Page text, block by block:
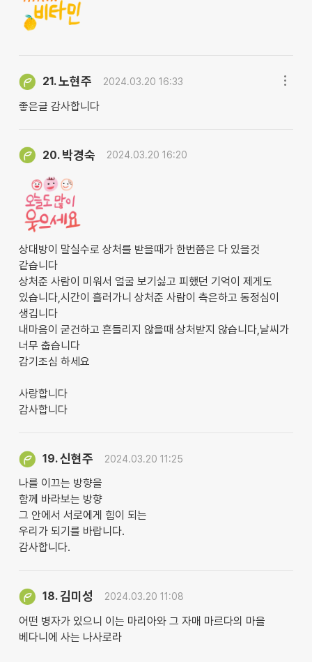
21.노현주 2024.03.20 16:33
좋은글 감사합니다
20. 박경숙 2024.03.20 16:20
상대방이 말실수로 상처를 받을때가 한번쯤은 다 있을것
같습니다
상처준 사람이 미워서 얼굴 보기싫고 피했던 기억이 제게도
있습니다,시간이 흘러가니 상처준 사람이 측은하고 동정심이
생깁니다
내마음이 굳건하고 흔들리지 않을때 상처받지 않습니다,날씨가
너무 춥습니다
감기조심 하세요
사랑합니다
감사합니다
19.신현주 2024.03.20 11:25
나를 이끄는 방향을
함께 바라보는 방향
그 안에서 서로에게 힘이 되는
우리가 되기를 바랍니다.
감사합니다.
18.김미성 2024.03.20 11:08
어떤 병자가 있으니 이는 마리아와 그 자매 마르다의 마을
베다니에 사는 나사로라